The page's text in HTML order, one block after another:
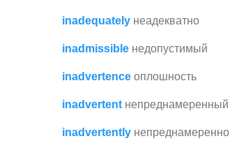
inadequately неадекватно
inadmissible недопустимый
inadvertence оплошность
inadvertent непреднамеренный
inadvertently непреднамеренно